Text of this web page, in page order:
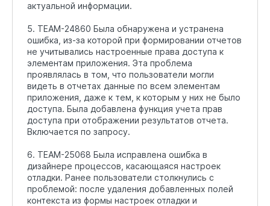
актуальной информации.
5. TEAM-24860 Была обнаружена и устранена
ошибка, из-за которой при формировании отчетов
не учитывались настроенные права доступа к
элементам приложения. Эта проблема
проявлялась в том, что пользователи могли
видеть в отчетах данные по всем элементам
приложения, даже к тем, к которым у них не было
доступа. Была добавлена функция учета прав
доступа при отображении результатов отчета.
Включается по запросу.
6. TEAM-25068 Была исправлена ошибка в
дизайнере процессов, касающаяся настроек
отладки. Ранее пользователи столкнулись с
проблемой: после удаления добавленных полей
контекста из формы настроек отладки и